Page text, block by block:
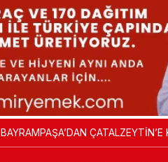
KAMU HASTANELERİNİN YENİ